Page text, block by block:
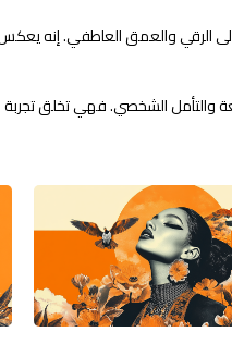
الرقي والعمق العاطفي. إنه يعكس
والتأمل الشخصي. فهي تخلق